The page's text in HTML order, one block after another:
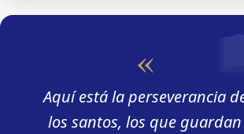
«
Aquí está la perseverancia
los santos, los que guardan